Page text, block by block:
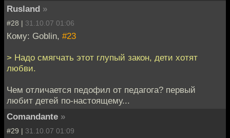
Rusland »
#28 | 31.10.07 01:06
Кому: Goblin, #23
> Надо смягчать этот глупый закон, дети хотят
любви.
Чем отличается педофил от педагога? первый
любит детей по-настоящему...
Comandante »
#29 | 31.10.07 01:09